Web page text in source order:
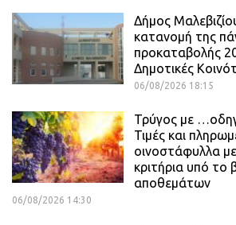
Δήμος
κατανομή της
προκαταβολής
Δημοτικές
06/08/2026 18:15
Τρύγος με
Τιμές και
οινοστάφυλλα
κριτήρια υπό το
αποθεμάτων
06/08/2026 14:30